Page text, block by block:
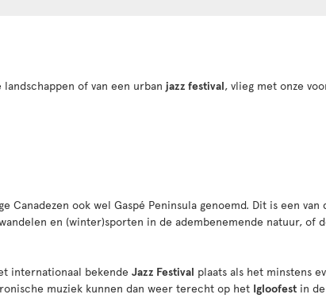
of van een urban jazz festival, vlieg met onze
Canadezen ook wel Gaspé Peninsula genoemd. Dit is een van
en (winter)sporten in de adembenemende natuur, of
internationaal bekende Jazz Festival plaats als het minstens
muziek kunnen dan weer terecht op het Igloofest in